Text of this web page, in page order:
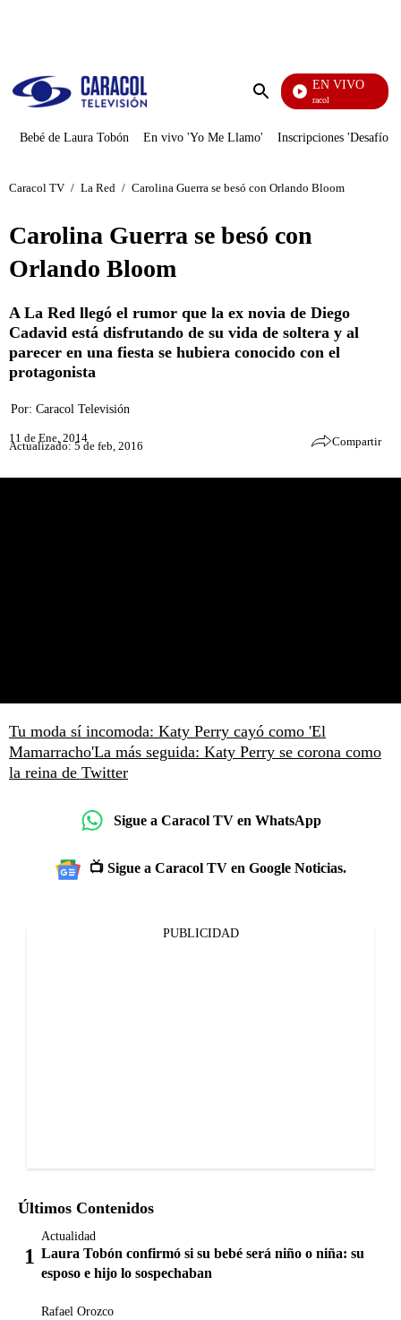
Enviar
EN VIVO
Noticias Caracol
Bebé de Laura Tobón En vivo 'Yo Me Llamo' Inscripciones 'Desafío'
Caracol TV / La Red / Carolina Guerra se besó con Orlando Bloom
Carolina Guerra se besó con
Orlando Bloom
A La Red llegó el rumor que la ex novia de Diego
Cadavid está disfrutando de su vida de soltera y al
parecer en una fiesta se hubiera conocido con el
protagonista
Por: Caracol Televisión
11 de Ene, 2014
Actualizado: 5 de feb, 2016 Compartir
Tu moda sí incomoda: Katy Perry cayó como 'El
Mamarracho'La más seguida: Katy Perry se corona como
la reina de Twitter
Sigue a Caracol TV en WhatsApp
📺 Sigue a Caracol TV en Google Noticias.
PUBLICIDAD
Últimos Contenidos
Actualidad
Laura Tobón confirmó si su bebé será niño o niña: su
esposo e hijo lo sospechaban
Rafael Orozco